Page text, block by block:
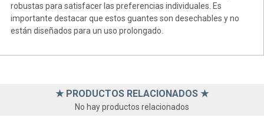
robustas para satisfacer las preferencias individuales. Es
importante destacar que estos guantes son desechables y no
están diseñados para un uso prolongado.
★ PRODUCTOS RELACIONADOS ★
No hay productos relacionados